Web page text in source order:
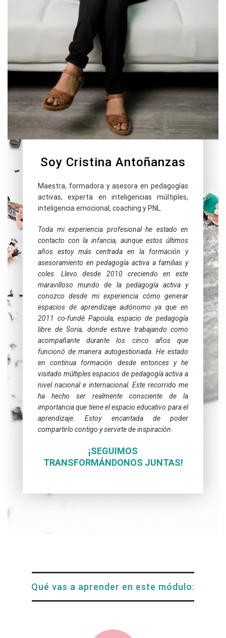
Soy Cristina Antoñanzas
Maestra, formadora y asesora en pedagogías
activas, experta en inteligencias múltiples,
inteligencia emocional, coaching y PNL.
Toda mi experiencia profesional he estado en
contacto con la infancia, aunque estos últimos
años estoy más centrada en la formación y
asesoramiento en pedagogía activa a familias y
coles. Llevo desde 2010 creciendo en este
maravilloso mundo de la pedagogía activa y
conozco desde mi experiencia cómo generar
espacios de aprendizaje autónomo ya que en
2011 co-fundé Papoula, espacio de pedagogía
libre de Soria, donde estuve trabajando como
acompañante durante los cinco años que
funcionó de manera autogestionada. He estado
en continua formación desde entonces y he
visitado múltiples espacios de pedagogía activa a
nivel nacional e internacional. Este recorrido me
ha hecho ser realmente consciente de la
importancia que tiene el espacio educativo para el
aprendizaje. Estoy encantada de poder
compartirlo contigo y servirte de inspiración.
¡SEGUIMOS
TRANSFORMÁNDONOS JUNTAS!
Qué vas a aprender en este módulo: